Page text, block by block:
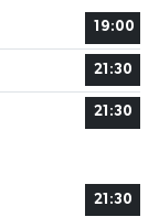
19:00
21:30
21:30
21:30